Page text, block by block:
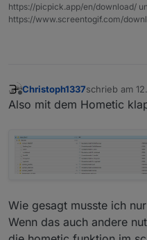
https://picpick.app/en/download/
https://www.screentogif.com/
Offline
Christoph1337schrieb am
zuletzt
Also mit dem Hometic
Wie gesagt musste ich
Wenn das auch andere